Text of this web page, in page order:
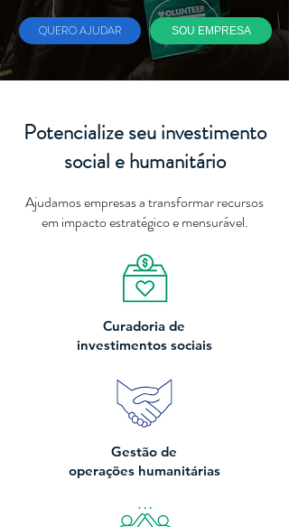
QUERO AJUDAR SOU EMPRESA
Potencialize seu investimento
social e humanitário
Ajudamos empresas a transformar recursos
em impacto estratégico e mensurável.
Curadoria de
investimentos sociais
Gestão de
operações humanitárias